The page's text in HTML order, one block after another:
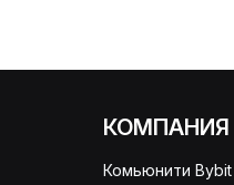
КОМПАНИЯ
Комьюнити Bybit